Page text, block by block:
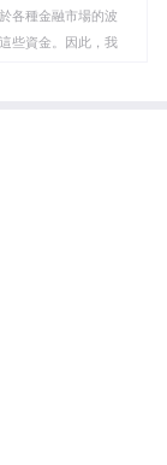
各種金融市場的波
些資金。因此，我